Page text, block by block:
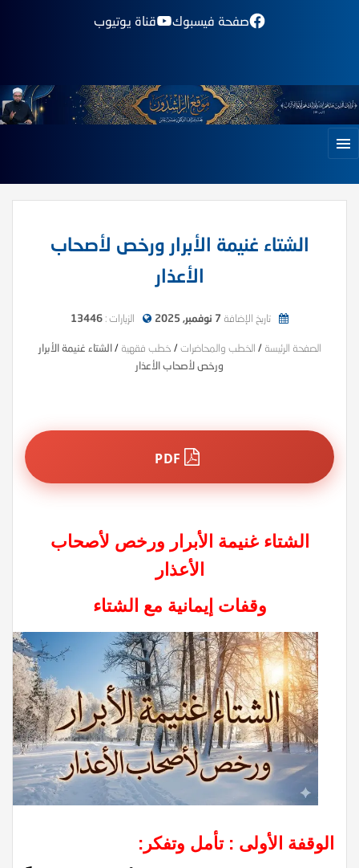
صفحة فيسبوك قناة يوتيوب
الشتاء غنيمة الأبرار ورخص لأصحاب
الأعذار
تاريخ الإضافة 7 نوفمبر, 2025 الزيارات : 13446
الصفحة الرئيسة / الخطب والمحاضرات / خطب فقهية / الشتاء غنيمة الأبرار
ورخص لأصحاب الأعذار
الشتاء غنيمة الأبرار ورخص لأصحاب
الأعذار
وقفات إيمانية مع الشتاء
الوقفة الأولى : تأمل وتفكر: